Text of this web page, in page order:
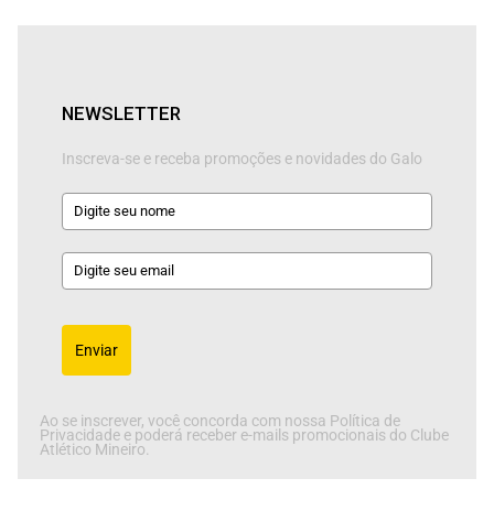
NEWSLETTER
Inscreva-se e receba promoções e novidades do Galo
Enviar
Ao se inscrever, você concorda com nossa Política de
Privacidade e poderá receber e-mails promocionais do Clube
Atlético Mineiro.